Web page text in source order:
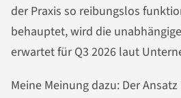
der Praxis so reibungslos
behauptet, wird die
erwartet für Q3 2026 laut
Meine Meinung dazu: Der